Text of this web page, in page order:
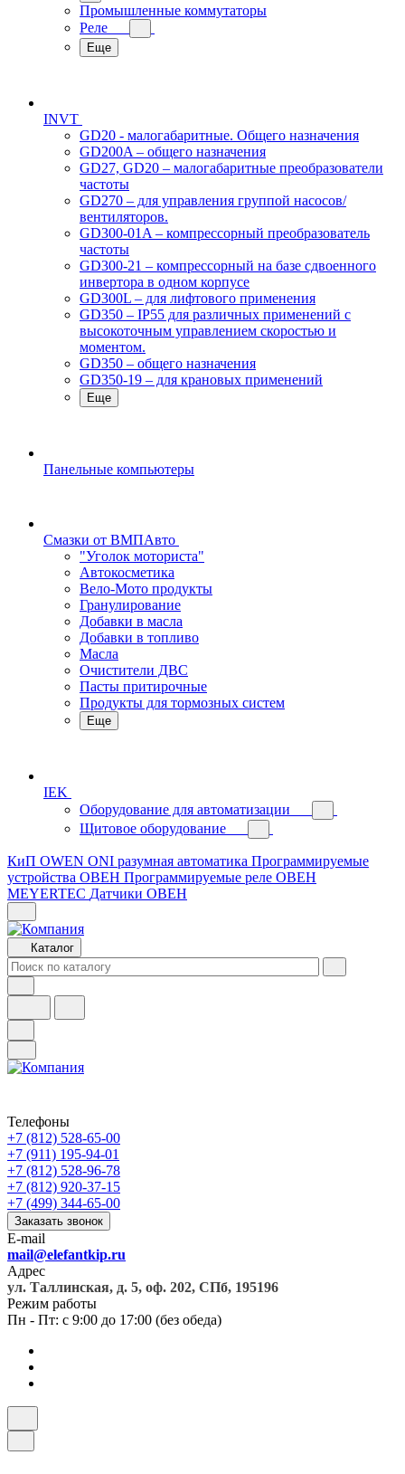
Промышленные коммутаторы
Реле
Еще
INVT
GD20 - малогабаритные. Общего назначения
GD200A – общего назначения
GD27, GD20 – малогабаритные преобразователи
частоты
GD270 – для управления группой насосов/
вентиляторов.
GD300-01A – компрессорный преобразователь
частоты
GD300-21 – компрессорный на базе сдвоенного
инвертора в одном корпусе
GD300L – для лифтового применения
GD350 – IP55 для различных применений с
высокоточным управлением скоростью и
моментом.
GD350 – общего назначения
GD350-19 – для крановых применений
Еще
Панельные компьютеры
Смазки от ВМПАвто
"Уголок моториста"
Автокосметика
Вело-Мото продукты
Гранулирование
Добавки в масла
Добавки в топливо
Масла
Очистители ДВС
Пасты притирочные
Продукты для тормозных систем
Еще
IEK
Оборудование для автоматизации
Щитовое оборудование
КиП OWEN ONI разумная автоматика Программируемые
устройства ОВЕН Программируемые реле ОВЕН
MEYERTEC Датчики ОВЕН
Каталог
Телефоны
+7 (812) 528-65-00
+7 (911) 195-94-01
+7 (812) 528-96-78
+7 (812) 920-37-15
+7 (499) 344-65-00
Заказать звонок
E-mail
mail@elefantkip.ru
Адрес
ул. Таллинская, д. 5, оф. 202, СПб, 195196
Режим работы
Пн - Пт: с 9:00 до 17:00 (без обеда)